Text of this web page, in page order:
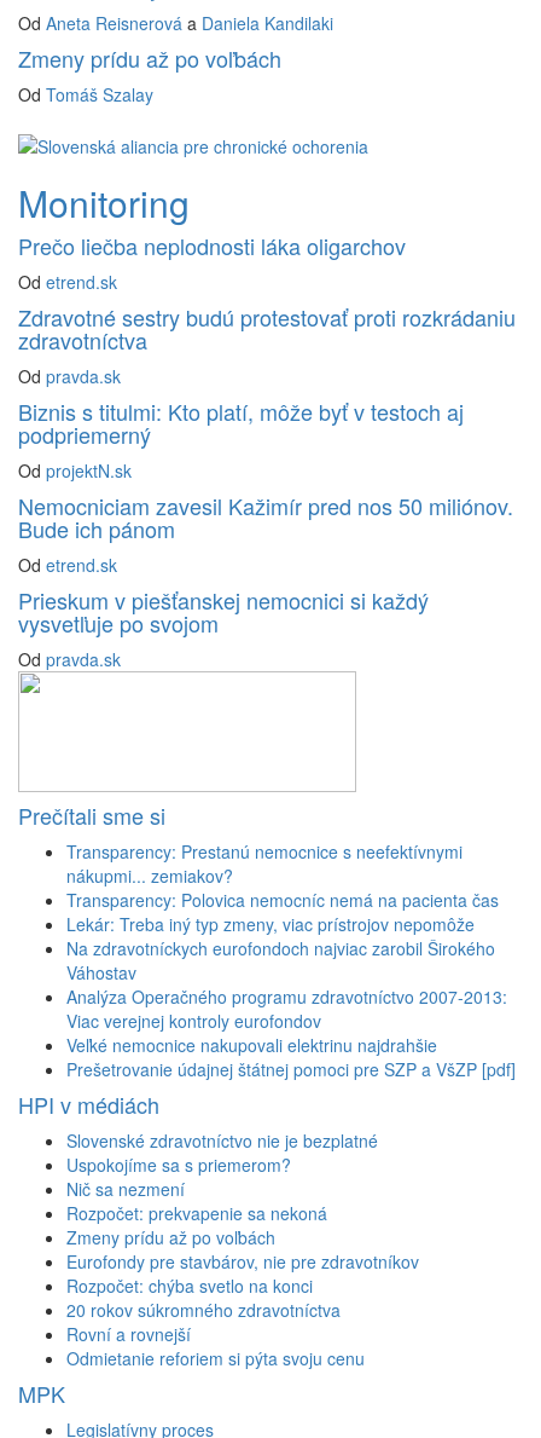
Od Aneta Reisnerová a Daniela Kandilaki
Zmeny prídu až po voľbách
Od Tomáš Szalay
Monitoring
Prečo liečba neplodnosti láka oligarchov
Od etrend.sk
Zdravotné sestry budú protestovať proti rozkrádaniu
zdravotníctva
Od pravda.sk
Biznis s titulmi: Kto platí, môže byť v testoch aj
podpriemerný
Od projektN.sk
Nemocniciam zavesil Kažimír pred nos 50 miliónov.
Bude ich pánom
Od etrend.sk
Prieskum v piešťanskej nemocnici si každý
vysvetľuje po svojom
Od pravda.sk
Prečítali sme si
Transparency: Prestanú nemocnice s neefektívnymi
nákupmi... zemiakov?
Transparency: Polovica nemocníc nemá na pacienta čas
Lekár: Treba iný typ zmeny, viac prístrojov nepomôže
Na zdravotníckych eurofondoch najviac zarobil Širokého
Váhostav
Analýza Operačného programu zdravotníctvo 2007-2013:
Viac verejnej kontroly eurofondov
Veľké nemocnice nakupovali elektrinu najdrahšie
Prešetrovanie údajnej štátnej pomoci pre SZP a VšZP [pdf]
HPI v médiách
Slovenské zdravotníctvo nie je bezplatné
Uspokojíme sa s priemerom?
Nič sa nezmení
Rozpočet: prekvapenie sa nekoná
Zmeny prídu až po voľbách
Eurofondy pre stavbárov, nie pre zdravotníkov
Rozpočet: chýba svetlo na konci
20 rokov súkromného zdravotníctva
Rovní a rovnejší
Odmietanie reforiem si pýta svoju cenu
MPK
Legislatívny proces